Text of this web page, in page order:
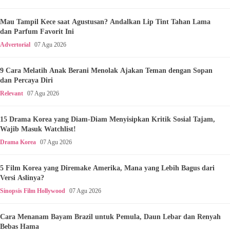
Mau Tampil Kece saat Agustusan? Andalkan Lip Tint Tahan Lama
dan Parfum Favorit Ini
Advertorial 07 Agu 2026
9 Cara Melatih Anak Berani Menolak Ajakan Teman dengan Sopan
dan Percaya Diri
Relevant 07 Agu 2026
15 Drama Korea yang Diam-Diam Menyisipkan Kritik Sosial Tajam,
Wajib Masuk Watchlist!
Drama Korea 07 Agu 2026
5 Film Korea yang Diremake Amerika, Mana yang Lebih Bagus dari
Versi Aslinya?
Sinopsis Film Hollywood 07 Agu 2026
Cara Menanam Bayam Brazil untuk Pemula, Daun Lebar dan Renyah
Bebas Hama